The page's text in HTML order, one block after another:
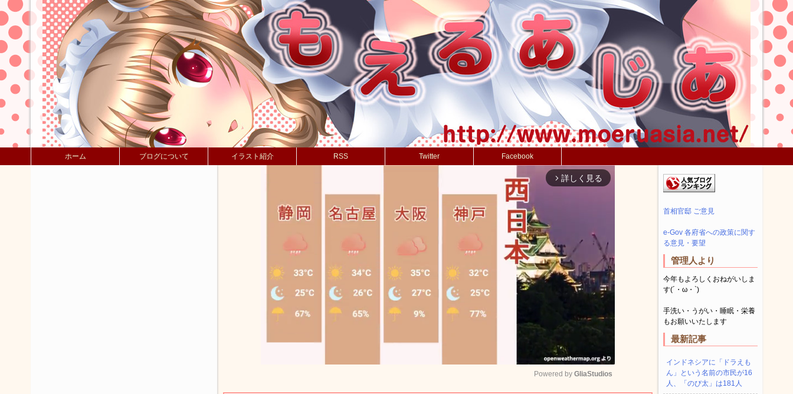
ホーム ブログについて イラスト紹介 RSS Twitter Facebook
arrow_forward_ios 詳しく見る
Powered by GliaStudios
首相官邸 ご意見
e-Gov 各府省への政策に関す
る意見・要望
管理人より
今年もよろしくおねがいしま
す(´・ω・`)
手洗い・うがい・睡眠・栄養
もお願いいたします
最新記事
インドネシアに「ドラえも
ん」という名前の市民が16
人、「のび太」は181人